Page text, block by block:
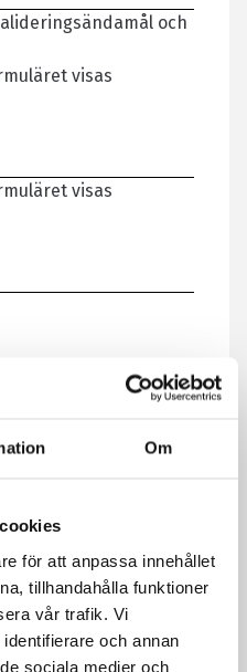
Om
för att anpassa innehållet
tillhandahålla funktioner
vår trafik. Vi
och annan
sociala medier och
och
visas
visas